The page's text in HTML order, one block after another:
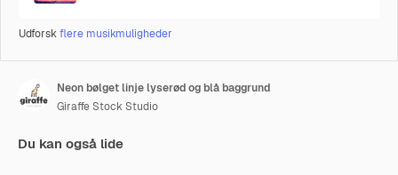
Udforskflere musikmuligheder
Neon bølget linje lyserød og blå baggrund
Giraffe Stock Studio
Du kan også lide